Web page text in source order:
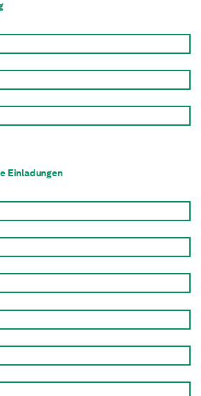
Einladungen